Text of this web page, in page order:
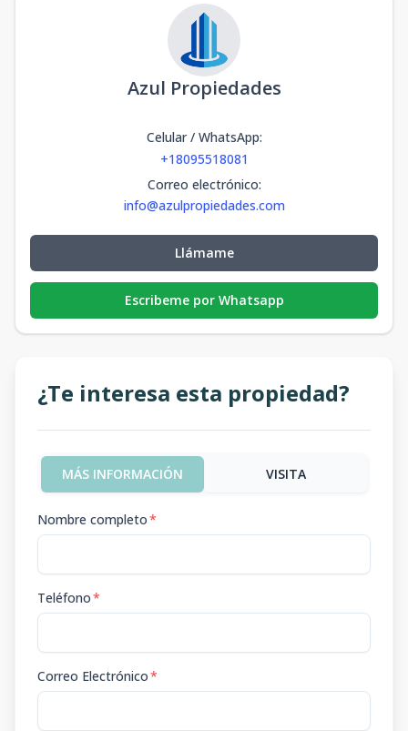
Azul Propiedades
Celular / WhatsApp:
+18095518081
Correo electrónico:
info@azulpropiedades.com
Llámame
Escribeme por Whatsapp
¿Te interesa esta propiedad?
MÁS INFORMACIÓN VISITA
Nombre completo*
Teléfono*
Correo Electrónico*